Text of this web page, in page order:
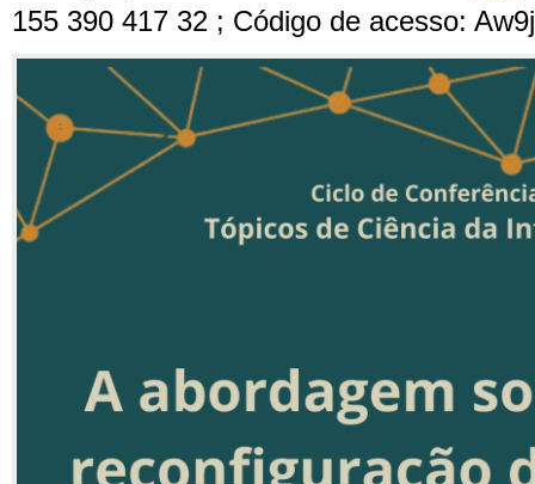
155 390 417 32 ; Código de acesso: